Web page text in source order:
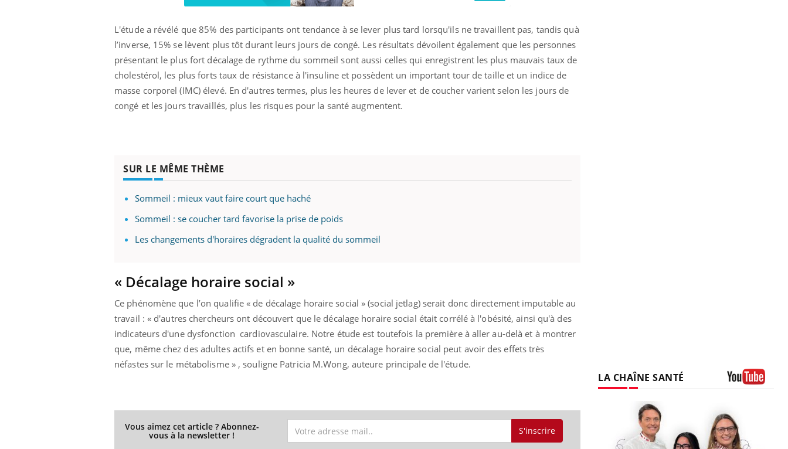
L'étude a révélé que 85% des participants ont tendance à se lever plus tard lorsqu'ils ne travaillent pas, tandis quà
l’inverse, 15% se lèvent plus tôt durant leurs jours de congé. Les résultats dévoilent également que les personnes
présentant le plus fort décalage de rythme du sommeil sont aussi celles qui enregistrent les plus mauvais taux de
cholestérol, les plus forts taux de résistance à l'insuline et possèdent un important tour de taille et un indice de
masse corporel (IMC) élevé. En d'autres termes, plus les heures de lever et de coucher varient selon les jours de
congé et les jours travaillés, plus les risques pour la santé augmentent.
SUR LE MÊME THÈME
Sommeil : mieux vaut faire court que haché
Sommeil : se coucher tard favorise la prise de poids
Les changements d'horaires dégradent la qualité du sommeil
« Décalage horaire social »
Ce phénomène que l’on qualifie « de décalage horaire social » (social jetlag) serait donc directement imputable au
travail : « d'autres chercheurs ont découvert que le décalage horaire social était corrélé à l'obésité, ainsi qu'à des
indicateurs d'une dysfonction cardiovasculaire. Notre étude est toutefois la première à aller au-delà et à montrer
que, même chez des adultes actifs et en bonne santé, un décalage horaire social peut avoir des effets très
néfastes sur le métabolisme » , souligne Patricia M.Wong, auteure principale de l'étude.
Vous aimez cet article ? Abonnez-
vous à la newsletter ! S'inscrire
LA CHAÎNE SANTÉ